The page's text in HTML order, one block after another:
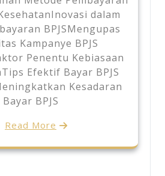
dalam
BPJSMengupas
Kampanye BPJS
Penentu Kebiasaan
Efektif Bayar BPJS
Kesadaran
Bayar BPJS
Read More